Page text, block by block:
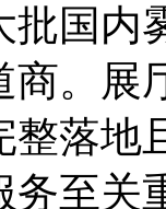
批国内
商。展
整落地
务至关